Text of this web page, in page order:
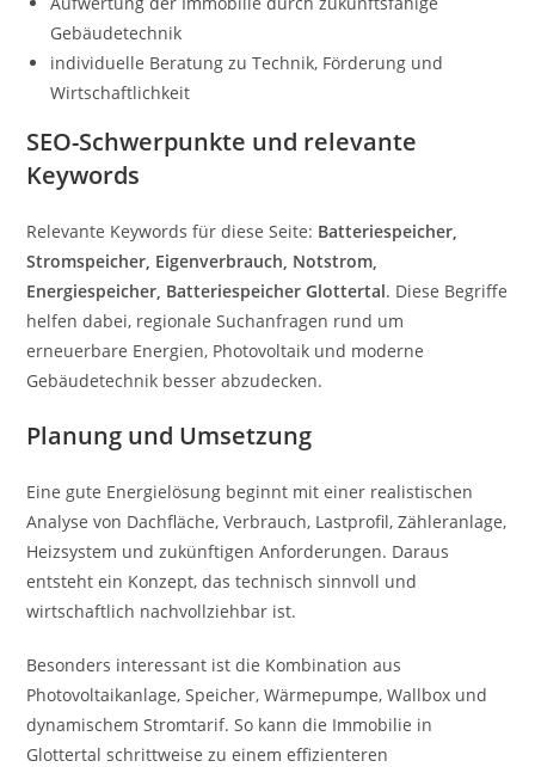
Gebäudetechnik
individuelle Beratung zu Technik, Förderung und
Wirtschaftlichkeit
SEO-Schwerpunkte und relevante
Keywords
Relevante Keywords für diese Seite: Batteriespeicher,
Stromspeicher, Eigenverbrauch, Notstrom,
Energiespeicher, Batteriespeicher Glottertal. Diese Begriffe
helfen dabei, regionale Suchanfragen rund um
erneuerbare Energien, Photovoltaik und moderne
Gebäudetechnik besser abzudecken.
Planung und Umsetzung
Eine gute Energielösung beginnt mit einer realistischen
Analyse von Dachfläche, Verbrauch, Lastprofil, Zähleranlage,
Heizsystem und zukünftigen Anforderungen. Daraus
entsteht ein Konzept, das technisch sinnvoll und
wirtschaftlich nachvollziehbar ist.
Besonders interessant ist die Kombination aus
Photovoltaikanlage, Speicher, Wärmepumpe, Wallbox und
dynamischem Stromtarif. So kann die Immobilie in
Glottertal schrittweise zu einem effizienteren